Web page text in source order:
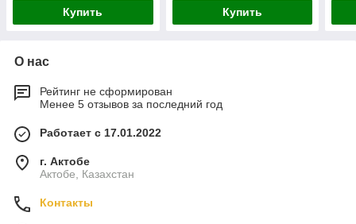
Купить Купить
О нас
Рейтинг не сформирован
Менее 5 отзывов за последний год
Работает с 17.01.2022
г. Актобе
Актобе, Казахстан
Контакты